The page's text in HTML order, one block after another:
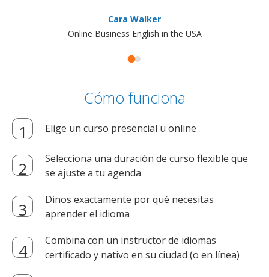
Cara Walker
Online Business English in the USA
Cómo funciona
Elige un curso presencial u online
Selecciona una duración de curso flexible que
se ajuste a tu agenda
Dinos exactamente por qué necesitas
aprender el idioma
Combina con un instructor de idiomas
certificado y nativo en su ciudad (o en línea)